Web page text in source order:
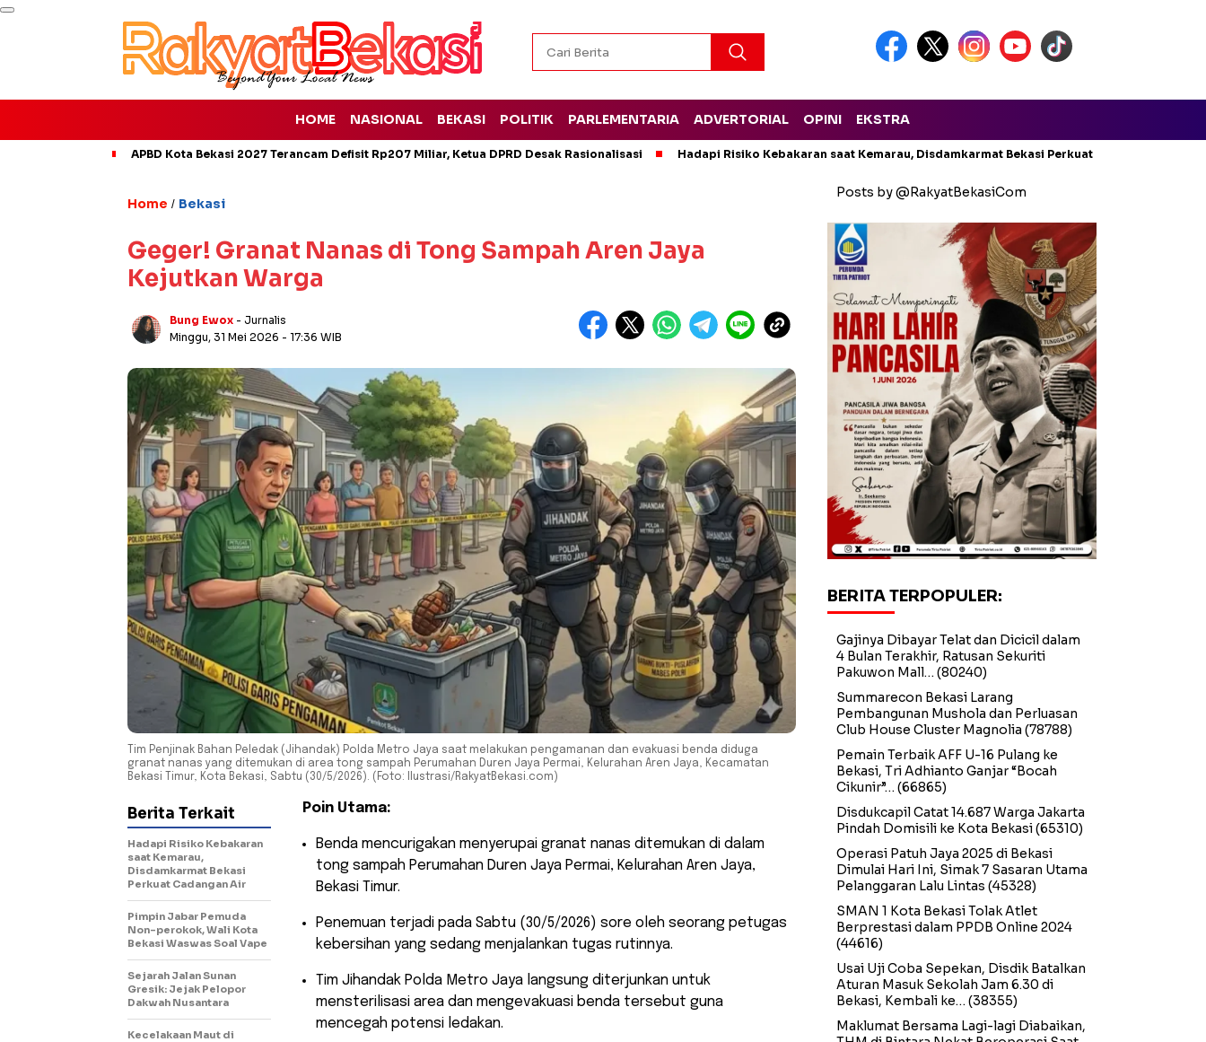
HOME NASIONAL BEKASI POLITIK PARLEMENTARIA ADVERTORIAL OPINI EKSTRA
APBD Kota Bekasi 2027 Terancam Defisit Rp207 Miliar, Ketua DPRD Desak Rasionalisasi Hadapi Risiko Kebakaran saat Kemarau, Disdamkarmat Bekasi Perkuat Cadangan Air
Home / Bekasi
Geger! Granat Nanas di Tong Sampah Aren Jaya
Kejutkan Warga
Bung Ewox - Jurnalis
Minggu, 31 Mei 2026 - 17:36 WIB
Tim Penjinak Bahan Peledak (Jihandak) Polda Metro Jaya saat melakukan pengamanan dan evakuasi benda diduga
granat nanas yang ditemukan di area tong sampah Perumahan Duren Jaya Permai, Kelurahan Aren Jaya, Kecamatan
Bekasi Timur, Kota Bekasi, Sabtu (30/5/2026). (Foto: Ilustrasi/RakyatBekasi.com)
Poin Utama:
​Benda mencurigakan menyerupai granat nanas ditemukan di dalam
tong sampah Perumahan Duren Jaya Permai, Kelurahan Aren Jaya,
Bekasi Timur.
​Penemuan terjadi pada Sabtu (30/5/2026) sore oleh seorang petugas
kebersihan yang sedang menjalankan tugas rutinnya.
​Tim Jihandak Polda Metro Jaya langsung diterjunkan untuk
mensterilisasi area dan mengevakuasi benda tersebut guna
mencegah potensi ledakan.
Berita Terkait
Hadapi Risiko Kebakaran
saat Kemarau,
Disdamkarmat Bekasi
Perkuat Cadangan Air
Pimpin Jabar Pemuda
Non-perokok, Wali Kota
Bekasi Waswas Soal Vape
Sejarah Jalan Sunan
Gresik: Jejak Pelopor
Dakwah Nusantara
Kecelakaan Maut di
Posts by @RakyatBekasiCom
BERITA TERPOPULER:
Gajinya Dibayar Telat dan Dicicil dalam
4 Bulan Terakhir, Ratusan Sekuriti
Pakuwon Mall… (80240)
Summarecon Bekasi Larang
Pembangunan Mushola dan Perluasan
Club House Cluster Magnolia (78788)
Pemain Terbaik AFF U-16 Pulang ke
Bekasi, Tri Adhianto Ganjar “Bocah
Cikunir”… (66865)
Disdukcapil Catat 14.687 Warga Jakarta
Pindah Domisili ke Kota Bekasi(65310)
Operasi Patuh Jaya 2025 di Bekasi
Dimulai Hari Ini, Simak 7 Sasaran Utama
Pelanggaran Lalu Lintas (45328)
SMAN 1 Kota Bekasi Tolak Atlet
Berprestasi dalam PPDB Online 2024
(44616)
Usai Uji Coba Sepekan, Disdik Batalkan
Aturan Masuk Sekolah Jam 6.30 di
Bekasi, Kembali ke… (38355)
Maklumat Bersama Lagi-lagi Diabaikan,